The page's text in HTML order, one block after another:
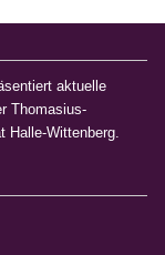
aktuelle
Thomasius-
Halle-Wittenberg.